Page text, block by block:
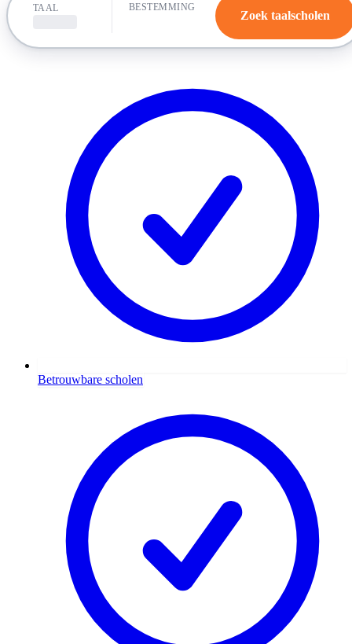
TAAL BESTEMMING
Zoek taalscholen
Betrouwbare scholen